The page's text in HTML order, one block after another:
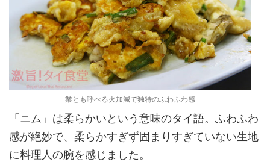
業とも呼べる火加減で独特のふわふわ感
「ニム」は柔らかいという意味のタイ語。ふわふわ
感が絶妙で、柔らかすぎず固まりすぎていない生地
に料理人の腕を感じました。